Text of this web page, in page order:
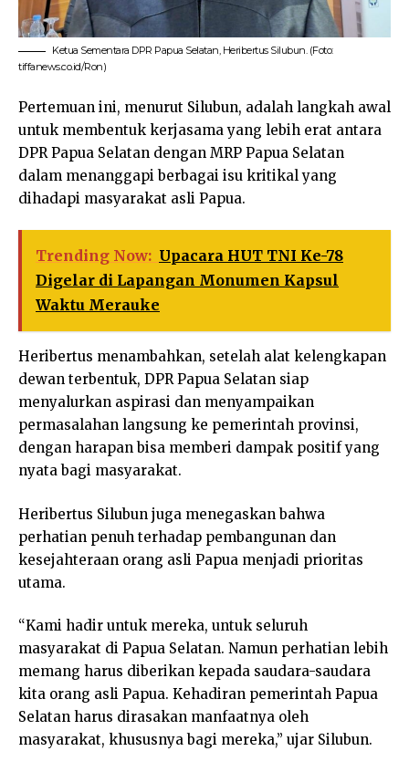
Ketua Sementara DPR Papua Selatan, Heribertus Silubun. (Foto:
tiffanews.co.id/Ron)
Pertemuan ini, menurut Silubun, adalah langkah awal
untuk membentuk kerjasama yang lebih erat antara
DPR Papua Selatan dengan MRP Papua Selatan
dalam menanggapi berbagai isu kritikal yang
dihadapi masyarakat asli Papua.
Trending Now: Upacara HUT TNI Ke-78
Digelar di Lapangan Monumen Kapsul
Waktu Merauke
Heribertus menambahkan, setelah alat kelengkapan
dewan terbentuk, DPR Papua Selatan siap
menyalurkan aspirasi dan menyampaikan
permasalahan langsung ke pemerintah provinsi,
dengan harapan bisa memberi dampak positif yang
nyata bagi masyarakat.
Heribertus Silubun juga menegaskan bahwa
perhatian penuh terhadap pembangunan dan
kesejahteraan orang asli Papua menjadi prioritas
utama.
“Kami hadir untuk mereka, untuk seluruh
masyarakat di Papua Selatan. Namun perhatian lebih
memang harus diberikan kepada saudara-saudara
kita orang asli Papua. Kehadiran pemerintah Papua
Selatan harus dirasakan manfaatnya oleh
masyarakat, khususnya bagi mereka,” ujar Silubun.